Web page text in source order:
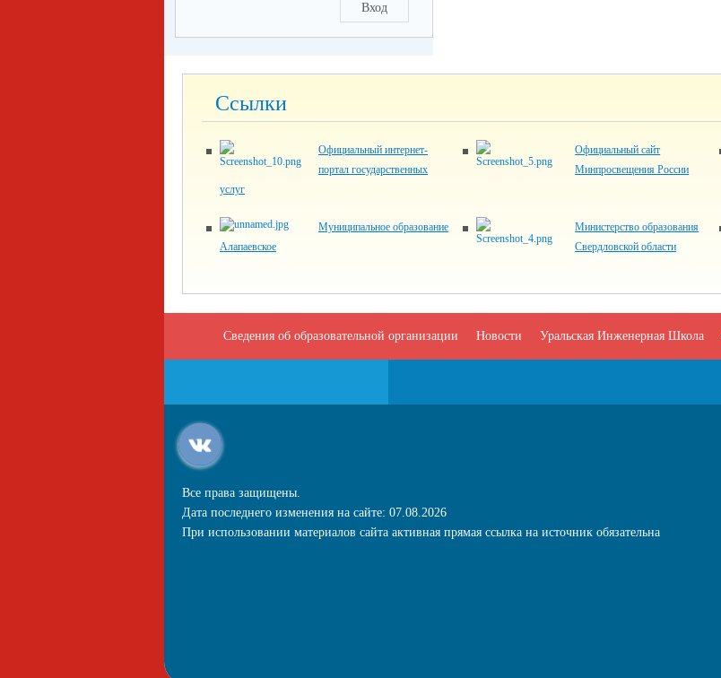
Вход
Ссылки
Официальный интернет-
портал государственных
услуг
Официальный сайт
Минпросвещения России
Муниципальное образование
Алапаевское
Министерство образования
Свердловской области
Сведения об образовательной организации Новости Уральская Инженерная Школа
Все права защищены.
Дата последнего изменения на сайте: 07.08.2026
При использовании материалов сайта активная прямая ссылка на источник обязательна